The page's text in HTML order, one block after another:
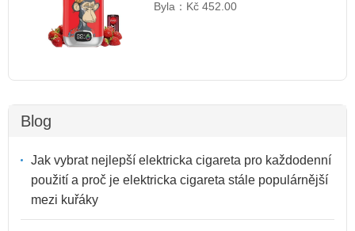
Byla： Kč 452.00
Blog
Jak vybrat nejlepší elektricka cigareta pro každodenní
použití a proč je elektricka cigareta stále populárnější
mezi kuřáky